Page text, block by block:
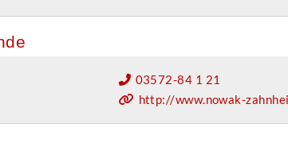
03572-84 1 21
http://www.nowak-